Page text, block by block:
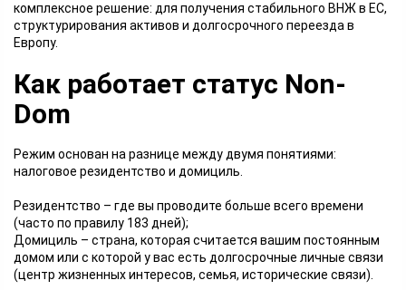
комплексное решение: для получения стабильного ВНЖ в ЕС,
структурирования активов и долгосрочного переезда в
Европу.
Как работает статус Non-
Dom
Режим основан на разнице между двумя понятиями:
налоговое резидентство и домициль.
Резидентство – где вы проводите больше всего времени
(часто по правилу 183 дней);
Домициль – страна, которая считается вашим постоянным
домом или с которой у вас есть долгосрочные личные связи
(центр жизненных интересов, семья, исторические связи).